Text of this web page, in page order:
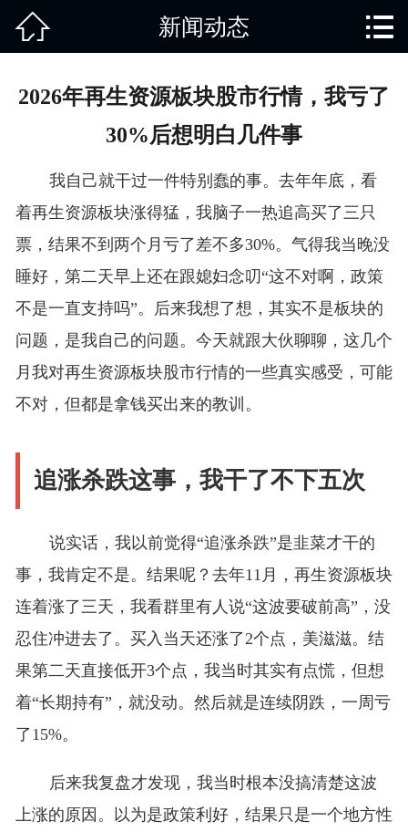
回收范围
服务项目
新闻动态
免责说明
 新闻动态 
2026年再生资源板块股市行情，我亏了
30%后想明白几件事
我自己就干过一件特别蠢的事。去年年底，看
着再生资源板块涨得猛，我脑子一热追高买了三只
票，结果不到两个月亏了差不多30%。气得我当晚没
睡好，第二天早上还在跟媳妇念叨“这不对啊，政策
不是一直支持吗”。后来我想了想，其实不是板块的
问题，是我自己的问题。今天就跟大伙聊聊，这几个
月我对再生资源板块股市行情的一些真实感受，可能
不对，但都是拿钱买出来的教训。
追涨杀跌这事，我干了不下五次
说实话，我以前觉得“追涨杀跌”是韭菜才干的
事，我肯定不是。结果呢？去年11月，再生资源板块
连着涨了三天，我看群里有人说“这波要破前高”，没
忍住冲进去了。买入当天还涨了2个点，美滋滋。结
果第二天直接低开3个点，我当时其实有点慌，但想
着“长期持有”，就没动。然后就是连续阴跌，一周亏
了15%。
后来我复盘才发现，我当时根本没搞清楚这波
上涨的原因。以为是政策利好，结果只是一个地方性